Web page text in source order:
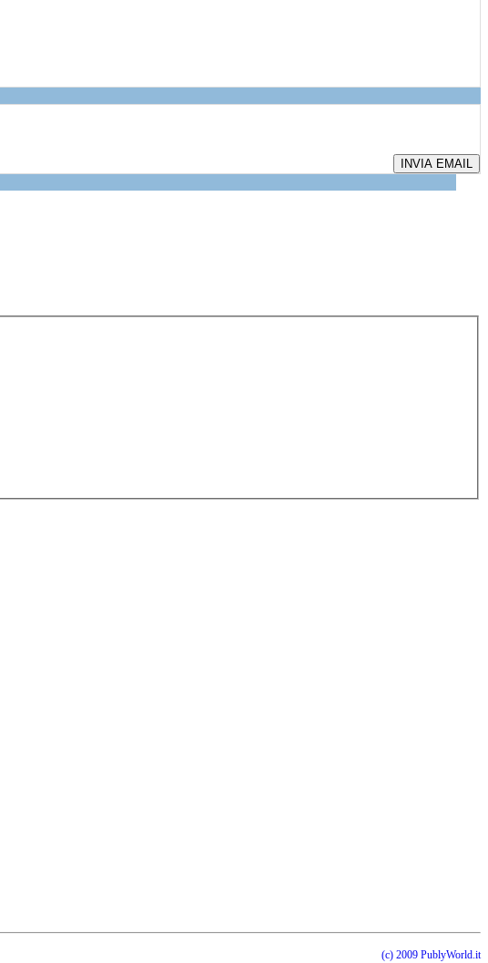
INVIA EMAIL
(c) 2009 PublyWorld.it